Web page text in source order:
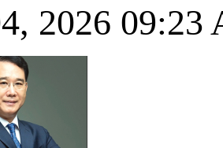
2026 09:23